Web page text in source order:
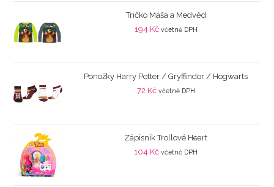
Tričko Máša a Medvěd
194 Kč včetně DPH
Ponožky Harry Potter / Gryffindor / Hogwarts
72 Kč včetně DPH
Zápisník Trollové Heart
104 Kč včetně DPH